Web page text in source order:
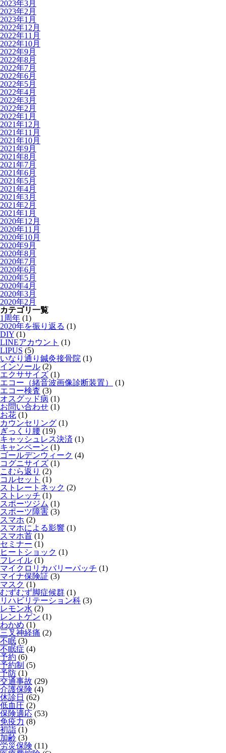
2023年3月
2023年2月
2023年1月
2022年12月
2022年11月
2022年10月
2022年9月
2022年8月
2022年7月
2022年6月
2022年5月
2022年4月
2022年3月
2022年2月
2022年1月
2021年12月
2021年11月
2021年10月
2021年9月
2021年8月
2021年7月
2021年6月
2021年5月
2021年4月
2021年3月
2021年2月
2021年1月
2020年12月
2020年11月
2020年10月
2020年9月
2020年8月
2020年7月
2020年6月
2020年5月
2020年4月
2020年3月
2020年2月
カテゴリ一覧
1周年 (1)
2020年を振り返る (1)
DIY (1)
LINEアカウント (1)
LIPUS (5)
いなり通り鍼灸接骨院 (1)
インソール (2)
エクササイズ (1)
エコー（緒音波画像診断装置）
(1)
エコー検査 (3)
オスグッド病 (1)
お問い合わせ (1)
お花 (1)
カウンセリング (1)
ぎっくり腰 (19)
キャッシュレス決済 (1)
キャンペーン (1)
ゴールデンウィーク (4)
コグニサイズ (1)
こむら返り (2)
コルセット (1)
ストレートネック (2)
ストレッチ (1)
スポーツジム (1)
スポーツ障害 (3)
スマホ (2)
スマホによる影響 (1)
スマホ首 (1)
セミナー (1)
ヒートショック (1)
フレイル (1)
マイクロリカバリーパッチ (1)
マイナ保険証 (3)
マスク (1)
むずむず脚症候群 (1)
リハビリテーション科 (3)
レモン水 (2)
レントゲン (1)
わかめ (1)
三叉神経痛 (2)
不眠 (3)
不眠症 (4)
予約 (6)
予約制 (5)
予防 (1)
交通事故 (29)
介護保険 (4)
休診日 (62)
低血圧 (2)
保険適応 (53)
免疫力 (8)
初詣 (1)
加齢 (3)
労災保険 (11)